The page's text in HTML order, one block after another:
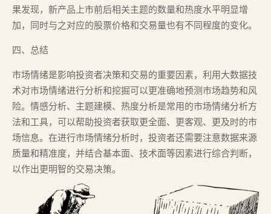
果发现，新产品上市前后相关主题的数量和热度水平明显增
加，同时与之对应的股票价格和交易量也有不同程度的变化。
四、总结
市场情绪是影响投资者决策和交易的重要因素，利用大数据技
术对市场情绪进行分析和挖掘可以更准确地预测市场趋势和风
险。情感分析、主题建模、热度分析是常用的市场情绪分析方
法和工具，可以帮助投资者获取更全面、更客观、更及时的市
场信息。在进行市场情绪分析时，投资者还需要注意数据来源
质量和精准度，并结合基本面、技术面等因素进行综合判断，
以作出更明智的交易决策。